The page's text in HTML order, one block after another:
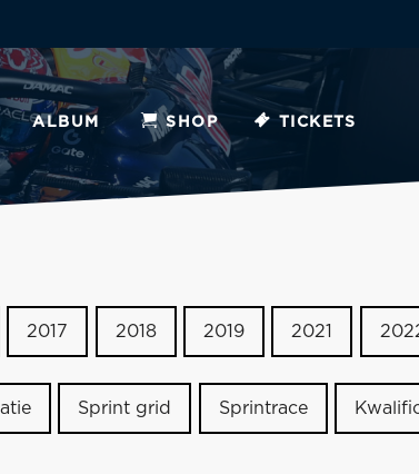
ALBUM SHOP TICKETS
2017 2018 2019 2021
Sprint grid Sprintrace